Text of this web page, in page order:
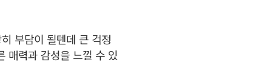
부담이 될텐데 큰 걱정
매력과 감성을 느낄 수 있